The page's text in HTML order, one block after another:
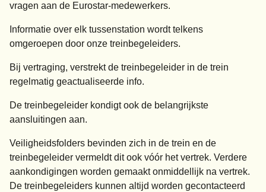
vragen aan de Eurostar-medewerkers.
Informatie over elk tussenstation wordt telkens
omgeroepen door onze treinbegeleiders.
Bij vertraging, verstrekt de treinbegeleider in de trein
regelmatig geactualiseerde info.
De treinbegeleider kondigt ook de belangrijkste
aansluitingen aan.
Veiligheidsfolders bevinden zich in de trein en de
treinbegeleider vermeldt dit ook vóór het vertrek. Verdere
aankondigingen worden gemaakt onmiddellijk na vertrek.
De treinbegeleiders kunnen altijd worden gecontacteerd